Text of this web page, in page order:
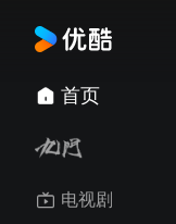
首页
电视剧